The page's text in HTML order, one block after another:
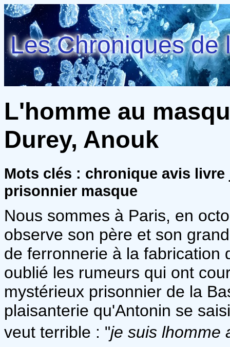
Les Chroniques de
L'homme au
Durey, Anouk
Mots clés : chronique avis
prisonnier masque
Nous sommes à Paris, en
observe son père et son
de ferronnerie à la fabrication
oublié les rumeurs qui ont
mystérieux prisonnier de la
plaisanterie qu'Antonin se
veut terrible : "je suis